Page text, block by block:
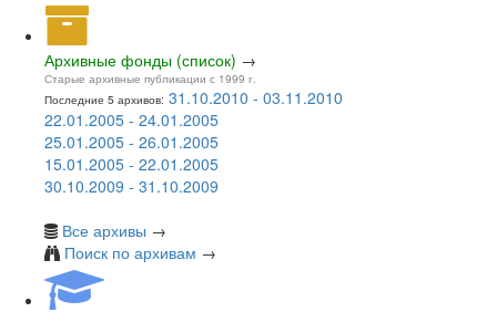
Архивные фонды (список) →
Старые архивные публикации с 1999 г.
Последние 5 архивов: 31.10.2010 - 03.11.2010
22.01.2005 - 24.01.2005
25.01.2005 - 26.01.2005
15.01.2005 - 22.01.2005
30.10.2009 - 31.10.2009
Все архивы →
Поиск по архивам →